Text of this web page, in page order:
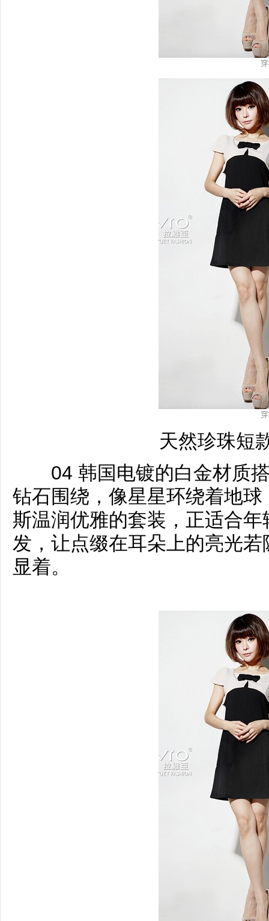
天然珍珠短
04 韩国电镀的白金材质搭
钻石围绕，像星星环绕着地
斯温润优雅的套装，正适合
发，让点缀在耳朵上的亮光
显着。